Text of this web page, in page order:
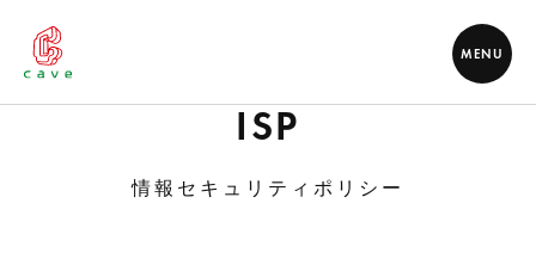
MENU
ISP
情報セキュリティポリシー